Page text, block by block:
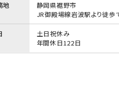
地
静岡県裾野市
JR御殿場線岩波駅より徒歩
土日祝休み
年間休日122日